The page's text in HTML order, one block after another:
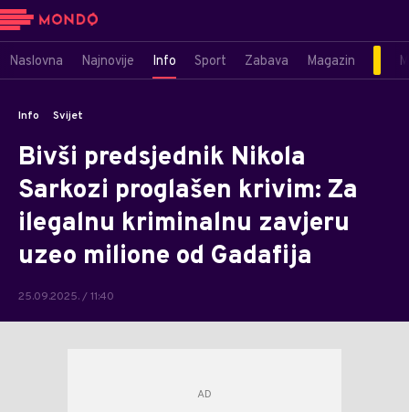
Naslovna Najnovije Info Sport Zabava Magazin
Info Svijet
Bivši predsjednik Nikola
Sarkozi proglašen krivim: Za
ilegalnu kriminalnu zavjeru
uzeo milione od Gadafija
25.09.2025. / 11:40